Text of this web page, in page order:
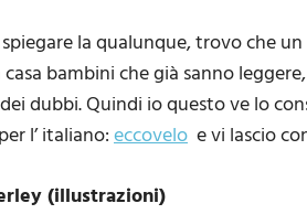
la qualunque, trovo che
bambini che già sanno
dubbi. Quindi io questo ve lo
l’ italiano:eccovelo e vi lascio
(illustrazioni)